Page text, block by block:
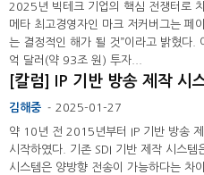
2025년 빅테크 기업의 핵심 전쟁터로
메타 최고경영자인 마크 저커버그는 페
는 결정적인 해가 될 것”이라고 밝혔다
억 달러(약 93조 원) 투자...
[칼럼] IP 기반 방송 제작 시
김해중 - 2025-01-27
약 10년 전 2015년부터 IP 기반 방송
시작하였다. 기존 SDI 기반 제작 시스
시스템은 양방향 전송이 가능하다는 차